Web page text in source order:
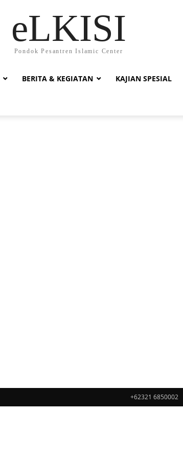
eLKISI
Pondok Pesantren Islamic Center
BERITA & KEGIATAN KAJIAN SPESIAL
+62321 6850002